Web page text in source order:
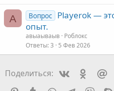
А Вопрос
Playerok —
опыт.
авыаываыв Роблокс
Ответы 3 5 Фев 2026
Поделиться: Vkontakte